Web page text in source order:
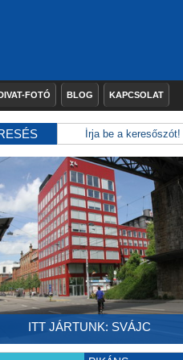
FOTÓ BLOG KAPCSOLAT
ITT JÁRTUNK: SVÁJC